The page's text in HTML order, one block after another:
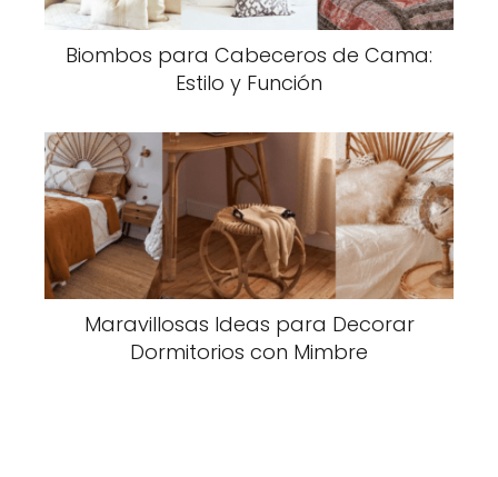
Biombos para Cabeceros de Cama:
Estilo y Función
Maravillosas Ideas para Decorar
Dormitorios con Mimbre